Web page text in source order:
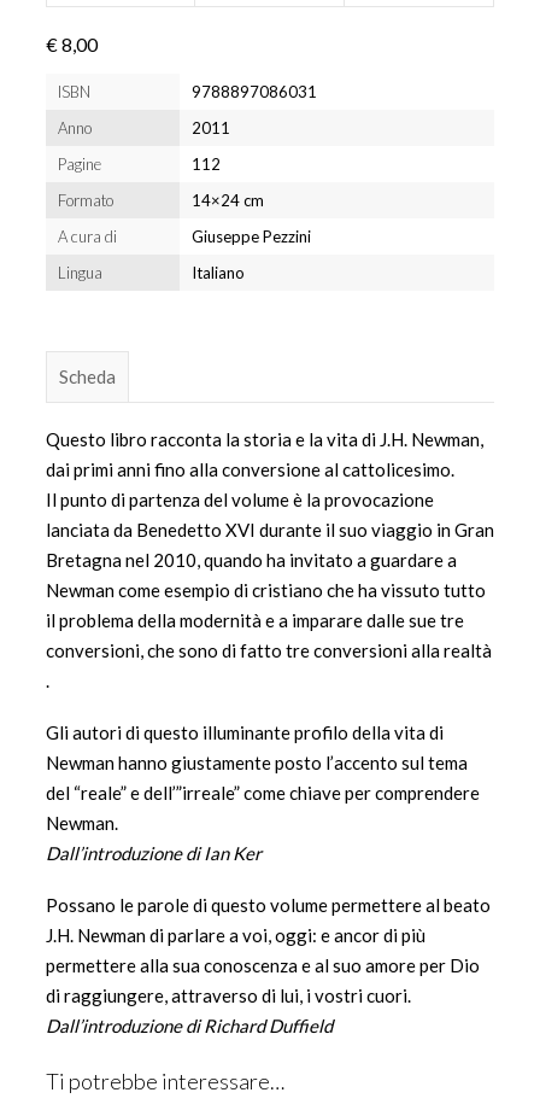
€ 8,00
ISBN
9788897086031
Anno
2011
Pagine
112
Formato
14×24 cm
A cura di
Giuseppe Pezzini
Lingua
Italiano
Scheda
Questo libro racconta la storia e la vita di J.H. Newman,
dai primi anni fino alla conversione al cattolicesimo.
Il punto di partenza del volume è la provocazione
lanciata da Benedetto XVI durante il suo viaggio in Gran
Bretagna nel 2010, quando ha invitato a guardare a
Newman come esempio di cristiano che ha vissuto tutto
il problema della modernità e a imparare dalle sue tre
conversioni, che sono di fatto tre conversioni alla realtà
.
Gli autori di questo illuminante profilo della vita di
Newman hanno giustamente posto l’accento sul tema
del “reale” e dell’”irreale” come chiave per comprendere
Newman.
Dall’introduzione di Ian Ker
Possano le parole di questo volume permettere al beato
J.H. Newman di parlare a voi, oggi: e ancor di più
permettere alla sua conoscenza e al suo amore per Dio
di raggiungere, attraverso di lui, i vostri cuori.
Dall’introduzione di Richard Duffield
Ti potrebbe interessare…